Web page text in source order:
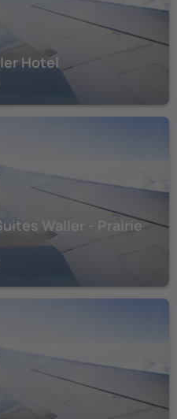
Hotel
Waller - Prairie